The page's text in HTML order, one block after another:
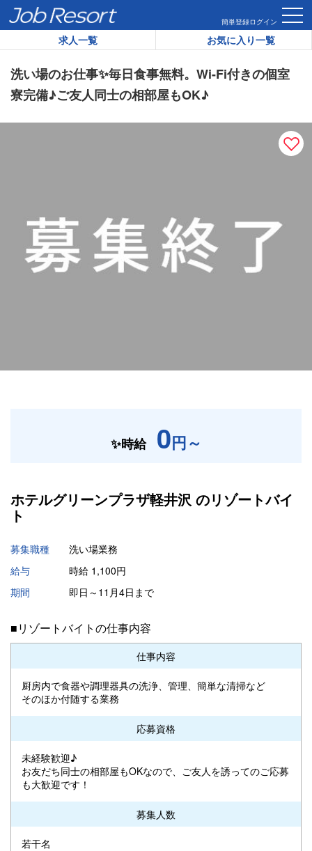
簡単登録ログイン
求人一覧 お気に入り一覧
HOME 求人一覧 洗い場のお仕事✨毎日食事無料。Wi-Fi付き
リゾートバイト求人番号：
洗い場のお仕事✨毎日食事無料。Wi-Fi付きの個室
寮完備♪ご友人同士の相部屋もOK♪
✨時給 0円～
ホテルグリーンプラザ軽井沢 のリゾートバイ
ト
募集職種
洗い場業務
給与
時給 1,100円
期間
即日～11月4日まで
■リゾートバイトの仕事内容
仕事内容
厨房内で食器や調理器具の洗浄、管理、簡単な清掃など
そのほか付随する業務
応募資格
未経験歓迎♪
お友だち同士の相部屋もOKなので、ご友人を誘ってのご応募
も大歓迎です！
募集人数
若干名